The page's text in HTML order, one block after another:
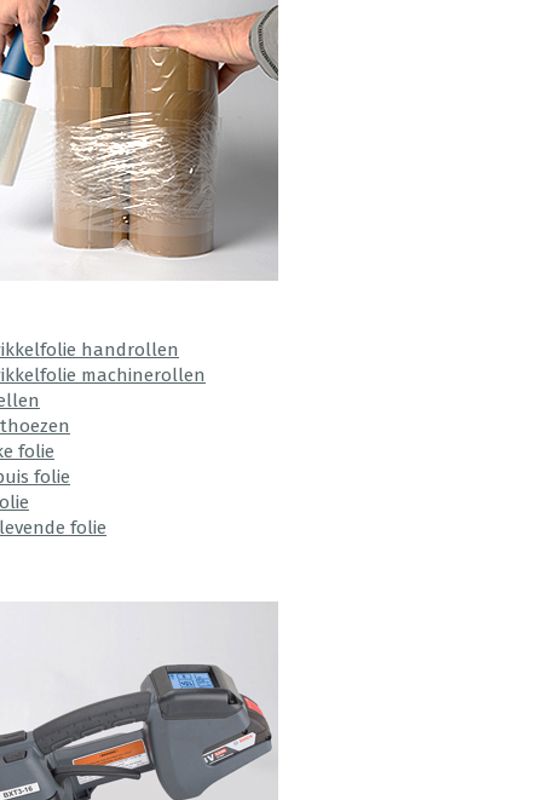
handrollen
machinerollen
folie
folie
folie